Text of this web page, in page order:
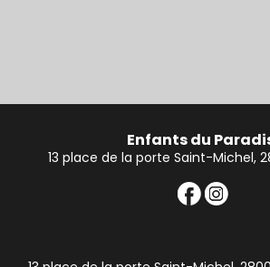
Enfants du
13 place de la porte Saint-Michel,